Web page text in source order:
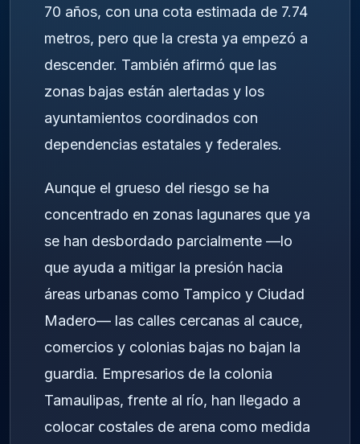
70 años, con una cota estimada de 7.74
metros, pero que la cresta ya empezó a
descender. También afirmó que las
zonas bajas están alertadas y los
ayuntamientos coordinados con
dependencias estatales y federales.
Aunque el grueso del riesgo se ha
concentrado en zonas lagunares que ya
se han desbordado parcialmente —lo
que ayuda a mitigar la presión hacia
áreas urbanas como Tampico y Ciudad
Madero— las calles cercanas al cauce,
comercios y colonias bajas no bajan la
guardia. Empresarios de la colonia
Tamaulipas, frente al río, han llegado a
colocar costales de arena como medida